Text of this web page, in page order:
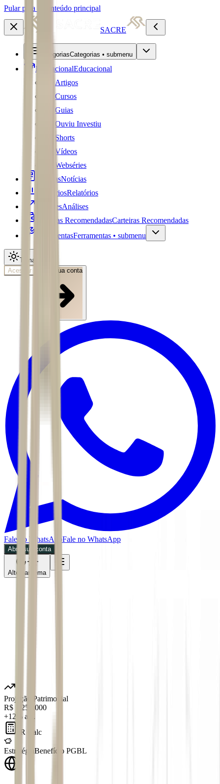
Pular para o conteúdo principal
SACRE
CategoriasCategorias • submenu
EducacionalEducacional
Artigos
Cursos
Guias
Ouviu Investiu
Shorts
Vídeos
Webséries
NotíciasNotícias
RelatóriosRelatórios
AnálisesAnálises
Carteiras RecomendadasCarteiras Recomendadas
FerramentasFerramentas • submenu
Tema
Acessar
Abra sua conta
Fale no WhatsAppFale no WhatsApp
Abra sua conta
Alternar tema
Projeção Patrimonial
R$ 1.250.000
+12% a.a.
IR Calc
Estratégia Benefício PGBL